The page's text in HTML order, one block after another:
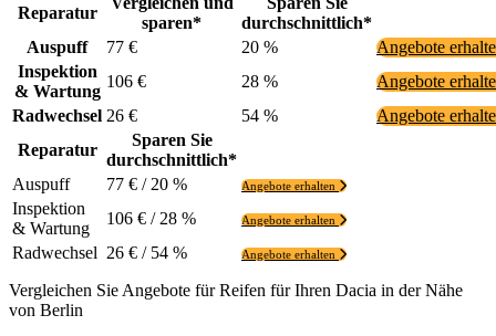
Reparatur
sparen*
durchschnittlich*
Auspuff
77 € 20 %
Angebote
Inspektion
& Wartung
106 € 28 %
Angebote
Radwechsel 26 € 54 %
Angebote
Reparatur
Sparen Sie
durchschnittlich*
Auspuff
77 € / 20 % Angebote erhalten
Inspektion
& Wartung
106 € / 28 % Angebote erhalten
Radwechsel 26 € / 54 % Angebote erhalten
Vergleichen Sie Angebote für Reifen für Ihren Dacia in der Nähe
von Berlin